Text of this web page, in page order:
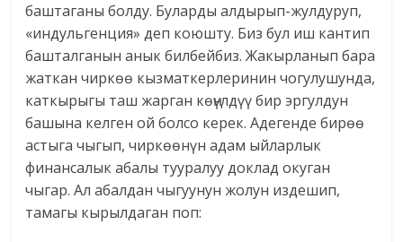
баштаганы болду. Буларды алдырып-жулдуруп,
«индульгенция» деп коюшту. Биз бул иш кантип
башталганын анык билбейбиз. Жакырланып бара
жаткан чиркөө кызматкерлеринин чогулушунда,
каткырыгы таш жарган көңүлдүү бир эргулдун
башына келген ой болсо керек. Адегенде бирөө
астыга чыгып, чиркөөнүн адам ыйларлык
финансалык абалы тууралуу доклад окуган
чыгар. Ал абалдан чыгуунун жолун издешип,
тамагы кырылдаган поп: